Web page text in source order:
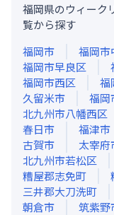
福岡県のウィーク
覧から探す
福岡市
福岡市
福岡市早良区
福岡市西区
福
久留米市
福岡
北九州市八幡西区
春日市
福津市
古賀市
太宰府
北九州市若松区
糟屋郡志免町
三井郡大刀洗町
朝倉市
筑紫野